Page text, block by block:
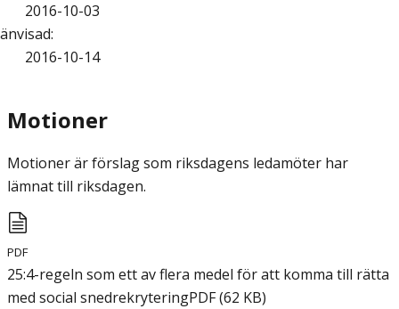
2016-10-03
:
2016-10-14
Motioner
Motioner är förslag som riksdagens ledamöter har
lämnat till riksdagen.
PDF
25:4-regeln som ett av flera medel för att komma till rätta
med social snedrekryteringPDF(62 KB)